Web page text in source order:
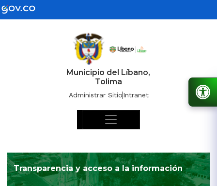
Municipio del Líbano,
Tolima
Administrar SitioIntranet
Transparencia y acceso a la información